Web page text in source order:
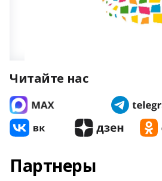
Читайте нас
Партнеры